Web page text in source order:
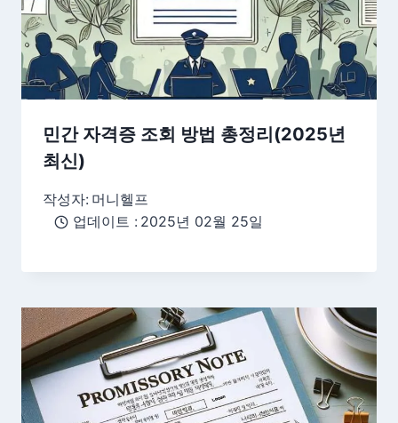
민간 자격증 조회 방법 총정리(2025년
최신)
작성자: 머니헬프
업데이트 : 2025년 02월 25일